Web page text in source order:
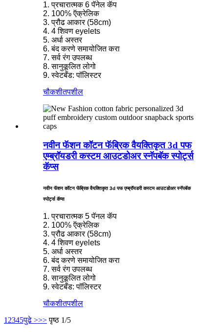
1. प्रचारात्मक 6 पॅनेल कॅप
2. 100% ऍक्रेलिक
3. प्रौढ आकार (58cm)
4. 4 शिवण eyelets
5. अर्धा अस्तर
6. बंद करणे समायोजित करा
7. सर्व रंग उपलब्ध
8. सानुकूलित लोगो
9. स्वेटबँड: पॉलिस्टर
चौकशीतपशील
नवीन फॅशन कॉटन फॅब्रिक वैयक्तिकृत 3d पफ
एम्ब्रॉयडरी कस्टम आउटडोअर स्नॅपबॅक स्पोर्ट्स
कॅप्स
नवीन फॅशन कॉटन फॅब्रिक वैयक्तिकृत 3d पफ एम्ब्रॉयडरी कस्टम आउटडोअर स्नॅपबॅक
स्पोर्ट्स कॅप्स
1. प्रचारात्मक 5 पॅनल कॅप
2. 100% ऍक्रेलिक
3. प्रौढ आकार (58cm)
4. 4 शिवण eyelets
5. अर्धा अस्तर
6. बंद करणे समायोजित करा
7. सर्व रंग उपलब्ध
8. सानुकूलित लोगो
9. स्वेटबँड: पॉलिस्टर
चौकशीतपशील
1 2345पुढे >>> पृष्ठ 1/5